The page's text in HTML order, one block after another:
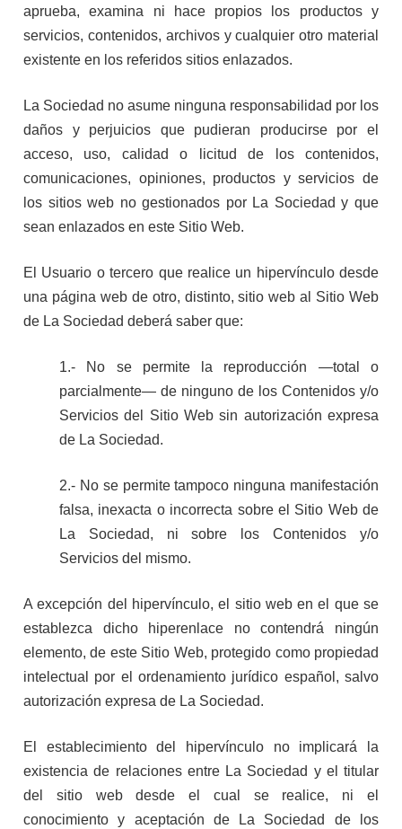
aprueba, examina ni hace propios los productos y
servicios, contenidos, archivos y cualquier otro material
existente en los referidos sitios enlazados.
La Sociedad no asume ninguna responsabilidad por los
daños y perjuicios que pudieran producirse por el
acceso, uso, calidad o licitud de los contenidos,
comunicaciones, opiniones, productos y servicios de
los sitios web no gestionados por La Sociedad y que
sean enlazados en este Sitio Web.
El Usuario o tercero que realice un hipervínculo desde
una página web de otro, distinto, sitio web al Sitio Web
de La Sociedad deberá saber que:
1.- No se permite la reproducción —total o
parcialmente— de ninguno de los Contenidos y/o
Servicios del Sitio Web sin autorización expresa
de La Sociedad.
2.- No se permite tampoco ninguna manifestación
falsa, inexacta o incorrecta sobre el Sitio Web de
La Sociedad, ni sobre los Contenidos y/o
Servicios del mismo.
A excepción del hipervínculo, el sitio web en el que se
establezca dicho hiperenlace no contendrá ningún
elemento, de este Sitio Web, protegido como propiedad
intelectual por el ordenamiento jurídico español, salvo
autorización expresa de La Sociedad.
El establecimiento del hipervínculo no implicará la
existencia de relaciones entre La Sociedad y el titular
del sitio web desde el cual se realice, ni el
conocimiento y aceptación de La Sociedad de los